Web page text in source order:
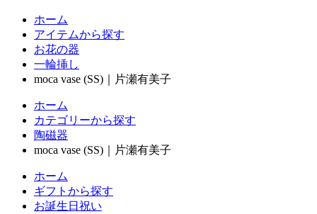
ホーム
アイテムから探す
お花の器
一輪挿し
moca vase (SS)｜片瀬有美子
ホーム
カテゴリーから探す
陶磁器
moca vase (SS)｜片瀬有美子
ホーム
ギフトから探す
お誕生日祝い